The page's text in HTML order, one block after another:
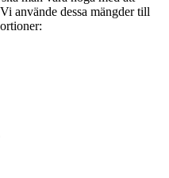
använde dessa mängder till